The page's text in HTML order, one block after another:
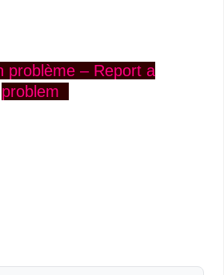
problème – Report a
problem